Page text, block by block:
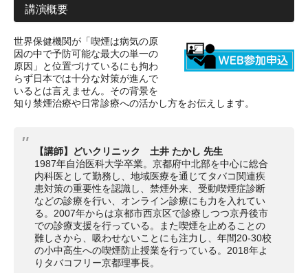
講演概要
世界保健機関が「喫煙は病気の原
因の中で予防可能な最大の単一の
原因」と位置づけているにも拘わ
らず日本では十分な対策が進んで
いるとは言えません。その背景を
知り禁煙治療や日常診療への活かし方をお伝えします。
【講師】どいクリニック 土井 たかし 先生
1987年自治医科大学卒業。京都府中北部を中心に総合
内科医として勤務し、地域医療を通じてタバコ関連疾
患対策の重要性を認識し、禁煙外来、受動喫煙症診断
などの診療を行い、オンライン診療にも力を入れてい
る。2007年からは京都市西京区で診療しつつ京丹後市
での診療支援を行っている。また喫煙を止めることの
難しさから、吸わせないことにも注力し、年間20-30校
の小中高生への喫煙防止授業を行っている。2018年よ
りタバコフリー京都理事長。